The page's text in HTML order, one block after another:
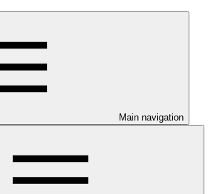
Main navigation